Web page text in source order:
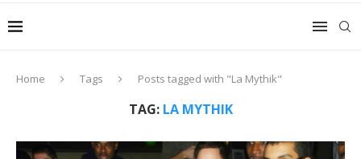
Home Tags Posts tagged with "La Mythik"
TAG: LA MYTHIK